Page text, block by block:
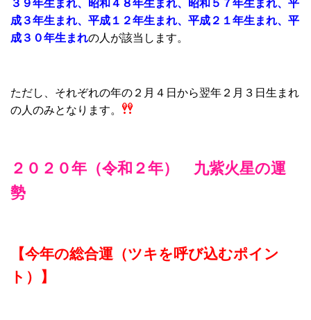
３９年生まれ、昭和４８年生まれ、昭和５７年生まれ、平
成３年生まれ、平成１２年生まれ、平成２１年生まれ、平
成３０年生まれの人が該当します。
ただし、それぞれの年の２月４日から翌年２月３日生まれ
の人のみとなります。
２０２０年（令和２年） 九紫火星の運
勢
【今年の総合運（ツキを呼び込むポイン
ト）】